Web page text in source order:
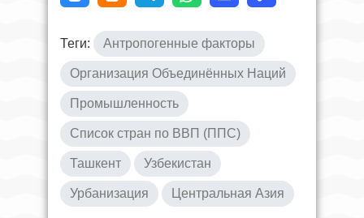
Теги: Антропогенные факторы
Организация Объединённых Наций
Промышленность
Список стран по ВВП (ППС)
Ташкент Узбекистан
Урбанизация Центральная Азия